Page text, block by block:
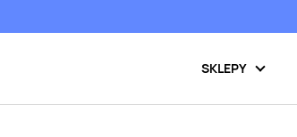
SKLEPY